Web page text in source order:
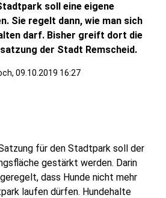
soll eine eigene
Sie regelt dann, wie man sich
darf. Bisher greift dort die
der Stadt Remscheid.
09.10.2019 16:27
für den Stadtpark soll der
gestärkt werden. Darin
dass Hunde nicht mehr
laufen dürfen. Hundehalte